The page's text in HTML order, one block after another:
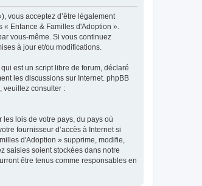
vous acceptez d’être légalement
Enfance & Familles d'Adoption ».
vous-même. Si vous continuez
à jour et/ou modifications.
est un script libre de forum, déclaré
les discussions sur Internet. phpBB
veuillez consulter :
lois de votre pays, du pays où
fournisseur d’accès à Internet si
d'Adoption » supprime, modifie,
saisies soient stockées dans notre
être tenus comme responsables en